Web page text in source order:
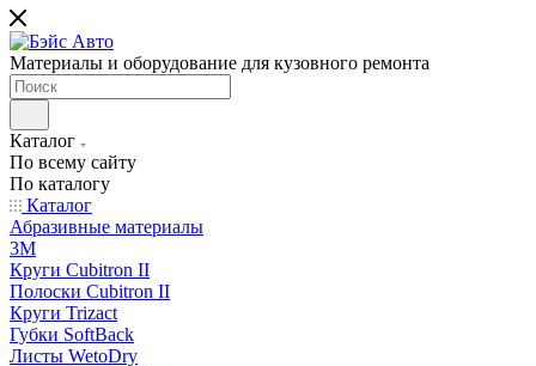
Материалы и оборудование для кузовного ремонта
Каталог
По всему сайту
По каталогу
Каталог
Абразивные материалы
3M
Круги Cubitron II
Полоски Cubitron II
Круги Trizact
Губки SoftBack
Листы WetoDry